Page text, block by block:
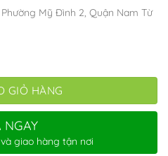
Mỹ Đình 2, Quận Nam Từ
GIỎ HÀNG
NGAY
giao hàng tận nơi